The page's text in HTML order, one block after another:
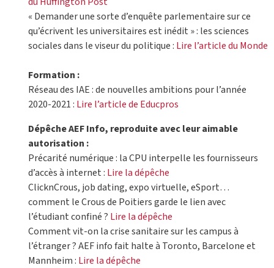
« Demander une sorte d’enquête parlementaire sur ce
qu’écrivent les universitaires est inédit » : les sciences
sociales dans le viseur du politique : Lire l’article du Monde
Formation :
Réseau des IAE : de nouvelles ambitions pour l’année
2020-2021 : Lire l’article de Educpros
Dépêche AEF Info, reproduite avec leur aimable
autorisation :
Précarité numérique : la CPU interpelle les fournisseurs
d’accès à internet : Lire la dépêche
ClicknCrous, job dating, expo virtuelle, eSport…
comment le Crous de Poitiers garde le lien avec
l’étudiant confiné ? Lire la dépêche
Comment vit-on la crise sanitaire sur les campus à
l’étranger ? AEF info fait halte à Toronto, Barcelone et
Mannheim : Lire la dépêche